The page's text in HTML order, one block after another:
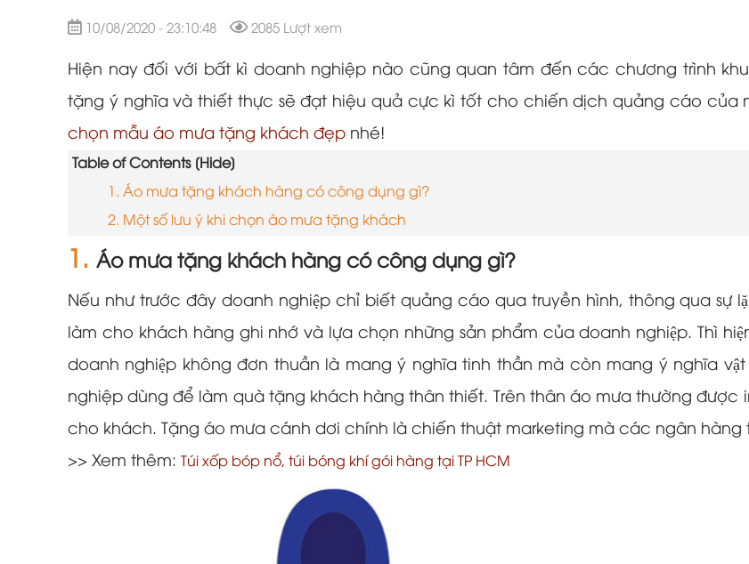
10/08/2020 - 23:10:48 2085 Lượt xem
Hiện nay đối với bất kì doanh nghiệp nào cũng quan tâm đến các chương trình
tặng ý nghĩa và thiết thực sẽ đạt hiệu quả cực kì tốt cho chiến dịch quảng cáo của
chọn mẫu áo mưa tặng khách đẹp nhé!
Table of Contents [Hide]
1. Áo mưa tặng khách hàng có công dụng gì?
2. Một số lưu ý khi chọn áo mưa tặng khách
1. Áo mưa tặng khách hàng có công dụng gì?
Nếu như trước đây doanh nghiệp chỉ biết quảng cáo qua truyền hình, thông qua sự
làm cho khách hàng ghi nhớ và lựa chọn những sản phẩm của doanh nghiệp. Thì
doanh nghiệp không đơn thuần là mang ý nghĩa tinh thần mà còn mang ý nghĩa
nghiệp dùng để làm quà tặng khách hàng thân thiết. Trên thân áo mưa thường
cho khách. Tặng áo mưa cánh dơi chính là chiến thuật marketing mà các ngân hàng
>> Xem thêm: Túi xốp bóp nổ, túi bóng khí gói hàng tại TP HCM